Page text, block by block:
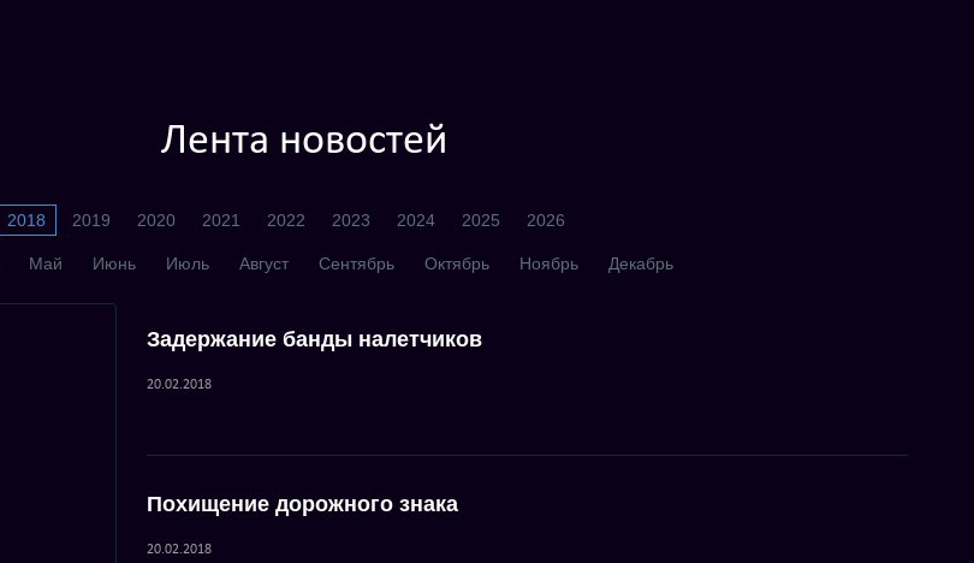
Лента новостей
2018 2019 2020 2021 2022 2023 2024 2025 2026
Май Июнь Июль Август Сентябрь Октябрь Ноябрь Декабрь
Задержание банды налетчиков
20.02.2018
Похищение дорожного знака
20.02.2018